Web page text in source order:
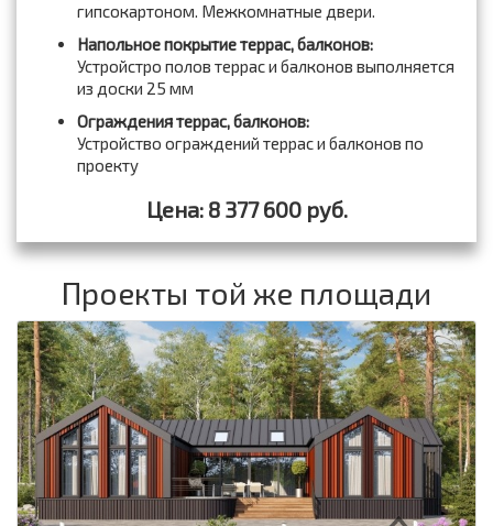
гипсокартоном. Межкомнатные двери.
Напольное покрытие террас, балконов:
Устройстро полов террас и балконов выполняется
из доски 25 мм
Ограждения террас, балконов:
Устройство ограждений террас и балконов по
проекту
Цена: 8 377 600 руб.
Проекты той же площади